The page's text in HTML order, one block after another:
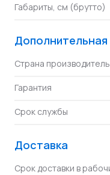
Габариты, см (брутто)
Страна производитель
Гарантия
Срок службы
Доставка
Срок доставки в